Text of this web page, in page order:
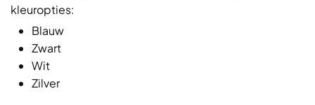
kleuropties:
Blauw
Zwart
Wit
Zilver